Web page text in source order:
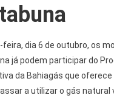
dia 6 de outubro, os
já podem participar do
da Bahiagás que oferece
a utilizar o gás natural